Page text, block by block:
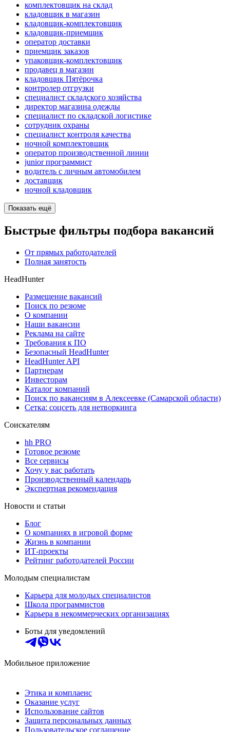
комплектовщик на склад
кладовщик в магазин
кладовщик-комплектовщик
кладовщик-приемщик
оператор доставки
приемщик заказов
упаковщик-комплектовщик
продавец в магазин
кладовщик Пятёрочка
контролер отгрузки
специалист складского хозяйства
директор магазина одежды
специалист по складской логистике
сотрудник охраны
специалист контроля качества
ночной комплектовщик
оператор производственной линии
junior программист
водитель с личным автомобилем
доставщик
ночной кладовщик
Показать ещё
Быстрые фильтры подбора вакансий
От прямых работодателей
Полная занятость
HeadHunter
Размещение вакансий
Поиск по резюме
О компании
Наши вакансии
Реклама на сайте
Требования к ПО
Безопасный HeadHunter
HeadHunter API
Партнерам
Инвесторам
Каталог компаний
Поиск по вакансиям в Алексеевке (Самарской области)
Сетка: соцсеть для нетворкинга
Соискателям
hh PRO
Готовое резюме
Все сервисы
Хочу у вас работать
Производственный календарь
Экспертная рекомендация
Новости и статьи
Блог
О компаниях в игровой форме
Жизнь в компании
ИТ-проекты
Рейтинг работодателей России
Молодым специалистам
Карьера для молодых специалистов
Школа программистов
Карьера в некоммерческих организациях
Боты для уведомлений
Мобильное приложение
Этика и комплаенс
Оказание услуг
Использование сайтов
Защита персональных данных
Пользовательское соглашение